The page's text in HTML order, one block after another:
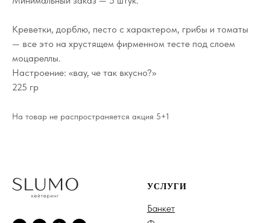
Креветки, дорблю, песто с характером, грибы и томаты
— все это на хрустящем фирменном тесте под слоем
моцареллы.
Настроение: «вау, че так вкусно?»
225 гр
На товар не распространяется акция 5+1
УСЛУГИ
Банкет